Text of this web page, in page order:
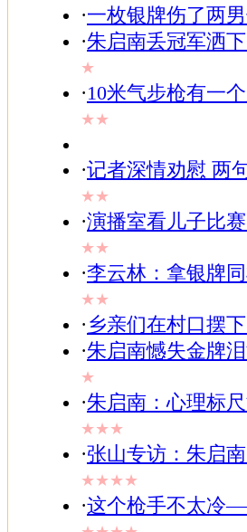
·一枚银牌伤了两
·朱启南丢冠军洒
★
·10米气步枪有一
★★
·记者深情劝慰 两
★★
·演播室看儿子比
★★
·李云林：拿银牌
★★
· 乡亲们在村口摆
·朱启南憾失金牌
★
·朱启南：心理标
★★★
·张山专访：朱启
★★★★
·这个枪手不太冷